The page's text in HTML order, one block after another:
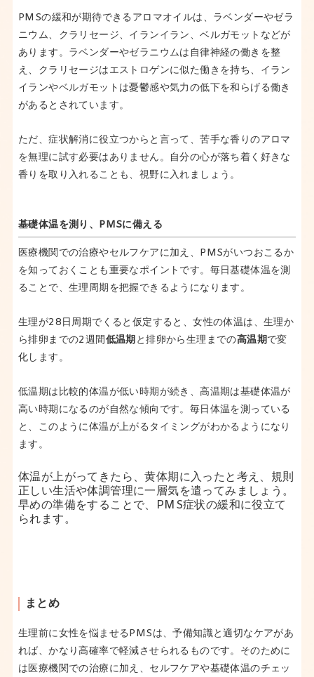
PMSの緩和が期待できるアロマオイルは、ラベンダーやゼラ
ニウム、クラリセージ、イランイラン、ベルガモットなどが
あります。ラベンダーやゼラニウムは自律神経の働きを整
え、クラリセージはエストロゲンに似た働きを持ち、イラン
イランやベルガモットは憂鬱感や気力の低下を和らげる働き
があるとされています。
ただ、症状解消に役立つからと言って、苦手な香りのアロマ
を無理に試す必要はありません。自分の心が落ち着く好きな
香りを取り入れることも、視野に入れましょう。
基礎体温を測り、PMSに備える
医療機関での治療やセルフケアに加え、PMSがいつおこるか
を知っておくことも重要なポイントです。毎日基礎体温を測
ることで、生理周期を把握できるようになります。
生理が28日周期でくると仮定すると、女性の体温は、生理か
ら排卵までの2週間低温期と排卵から生理までの高温期で変
化します。
低温期は比較的体温が低い時期が続き、高温期は基礎体温が
高い時期になるのが自然な傾向です。毎日体温を測っている
と、このように体温が上がるタイミングがわかるようになり
ます。
体温が上がってきたら、黄体期に入ったと考え、規則
正しい生活や体調管理に一層気を遣ってみましょう。
早めの準備をすることで、PMS症状の緩和に役立て
られます。
まとめ
生理前に女性を悩ませるPMSは、予備知識と適切なケアがあ
れば、かなり高確率で軽減させられるものです。そのために
は医療機関での治療に加え、セルフケアや基礎体温のチェッ